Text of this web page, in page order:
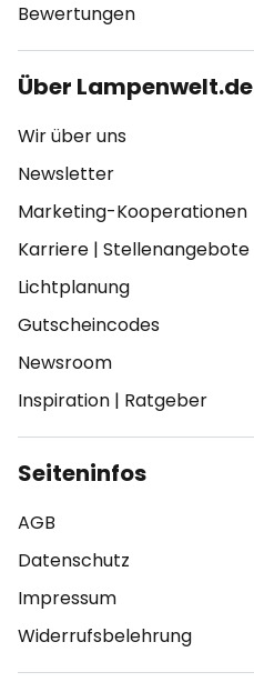
Bewertungen
Über Lampenwelt.de
Wir über uns
Newsletter
Marketing-Kooperationen
Karriere | Stellenangebote
Lichtplanung
Gutscheincodes
Newsroom
Inspiration | Ratgeber
Seiteninfos
AGB
Datenschutz
Impressum
Widerrufsbelehrung